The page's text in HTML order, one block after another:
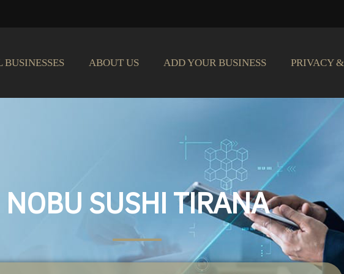
BUSINESSES ABOUT US ADD YOUR BUSINESS PRIVACY
NOBU SUSHI TIRANA